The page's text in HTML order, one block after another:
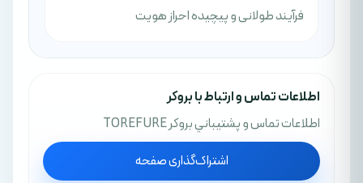
فرآیند طولانی و پیچیده احراز هویت
اطلاعات تماس و ارتباط با بروکر
اطلاعات تماس و پشتيباني بروکر TOREFURE
اشتراک‌گذاری صفحه